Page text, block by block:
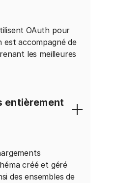
OAuth pour
accompagné de
les meilleures
entièrement
créé et géré
des ensembles de